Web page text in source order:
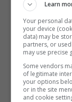
Learn
Your personal
your device
data) may be
partners, or
may use precise
Some vendors
of legitimate
your options
or in the site
and cookie